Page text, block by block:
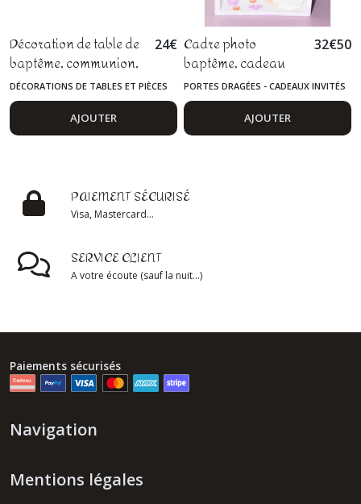
Décoration de table de
baptême, communion,
cérémonie, cadeau de
naissance, baby
shower, bébé fimo
24€
DÉCORATIONS DE TABLES ET PIÈCES
MONTÉES
AJOUTER
Cadre photo
baptême, cadeau
parrain marraine,
bébé, fimo
32€50
PORTES DRAGÉES - CADEAUX INVITÉS
AJOUTER
PAIEMENT SÉCURISÉ
Visa, Mastercard...
SERVICE CLIENT
A votre écoute (sauf la nuit...)
Paiements sécurisés
Navigation
Mentions légales